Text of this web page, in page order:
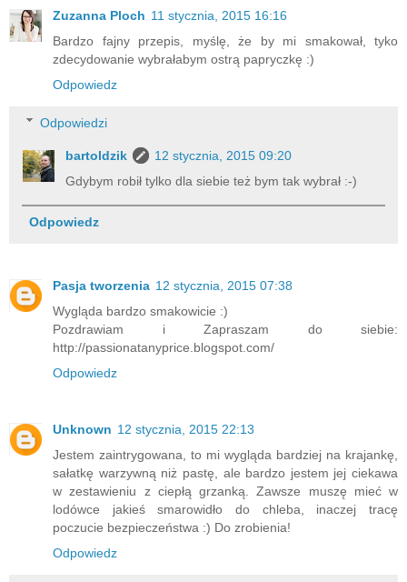
Zuzanna Ploch 11 stycznia, 2015 16:16
Bardzo fajny przepis, myślę, że by mi smakował, tyko
zdecydowanie wybrałabym ostrą papryczkę :)
Odpowiedz
Odpowiedzi
bartoldzik
12 stycznia, 2015 09:20
Gdybym robił tylko dla siebie też bym tak wybrał :-)
Odpowiedz
Pasja tworzenia 12 stycznia, 2015 07:38
Wygląda bardzo smakowicie :)
Pozdrawiam i Zapraszam do siebie:
http://passionatanyprice.blogspot.com/
Odpowiedz
Unknown 12 stycznia, 2015 22:13
Jestem zaintrygowana, to mi wygląda bardziej na krajankę,
sałatkę warzywną niż pastę, ale bardzo jestem jej ciekawa
w zestawieniu z ciepłą grzanką. Zawsze muszę mieć w
lodówce jakieś smarowidło do chleba, inaczej tracę
poczucie bezpieczeństwa :) Do zrobienia!
Odpowiedz